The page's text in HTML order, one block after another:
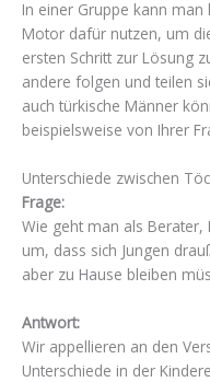
In einer Gruppe kann
Motor dafür nutzen, um
ersten Schritt zur Lösung
andere folgen und teilen
auch türkische Männer
beispielsweise von Ihrer
Unterschiede zwischen
Frage:
Wie geht man als
um, dass sich Jungen
aber zu Hause bleiben
Antwort:
Wir appellieren an den
Unterschiede in der